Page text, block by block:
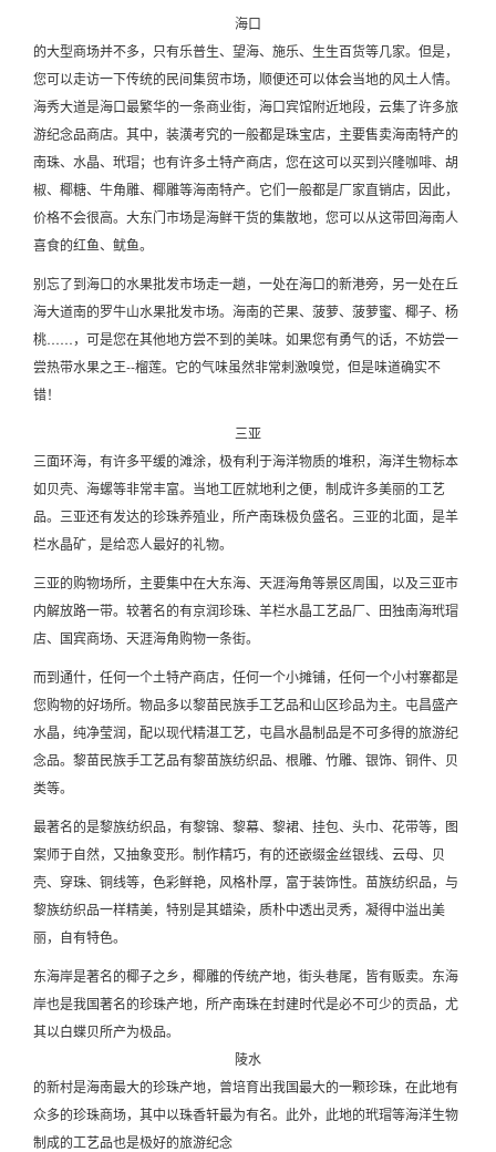
海口
的大型商场并不多，只有乐普生、望海、施乐、生生百货等几家。但是，
您可以走访一下传统的民间集贸市场，顺便还可以体会当地的风土人情。
海秀大道是海口最繁华的一条商业街，海口宾馆附近地段，云集了许多旅
游纪念品商店。其中，装潢考究的一般都是珠宝店，主要售卖海南特产的
南珠、水晶、玳瑁；也有许多土特产商店，您在这可以买到兴隆咖啡、胡
椒、椰糖、牛角雕、椰雕等海南特产。它们一般都是厂家直销店，因此，
价格不会很高。大东门市场是海鲜干货的集散地，您可以从这带回海南人
喜食的红鱼、鱿鱼。
别忘了到海口的水果批发市场走一趟，一处在海口的新港旁，另一处在丘
海大道南的罗牛山水果批发市场。海南的芒果、菠萝、菠萝蜜、椰子、杨
桃……，可是您在其他地方尝不到的美味。如果您有勇气的话，不妨尝一
尝热带水果之王--榴莲。它的气味虽然非常刺激嗅觉，但是味道确实不
错！
三亚
三面环海，有许多平缓的滩涂，极有利于海洋物质的堆积，海洋生物标本
如贝壳、海螺等非常丰富。当地工匠就地利之便，制成许多美丽的工艺
品。三亚还有发达的珍珠养殖业，所产南珠极负盛名。三亚的北面，是羊
栏水晶矿，是给恋人最好的礼物。
三亚的购物场所，主要集中在大东海、天涯海角等景区周围，以及三亚市
内解放路一带。较著名的有京润珍珠、羊栏水晶工艺品厂、田独南海玳瑁
店、国宾商场、天涯海角购物一条街。
而到通什，任何一个土特产商店，任何一个小摊铺，任何一个小村寨都是
您购物的好场所。物品多以黎苗民族手工艺品和山区珍品为主。屯昌盛产
水晶，纯净莹润，配以现代精湛工艺，屯昌水晶制品是不可多得的旅游纪
念品。黎苗民族手工艺品有黎苗族纺织品、根雕、竹雕、银饰、铜件、贝
类等。
最著名的是黎族纺织品，有黎锦、黎幕、黎裙、挂包、头巾、花带等，图
案师于自然，又抽象变形。制作精巧，有的还嵌缀金丝银线、云母、贝
壳、穿珠、铜线等，色彩鲜艳，风格朴厚，富于装饰性。苗族纺织品，与
黎族纺织品一样精美，特别是其蜡染，质朴中透出灵秀，凝得中溢出美
丽，自有特色。
东海岸是著名的椰子之乡，椰雕的传统产地，街头巷尾，皆有贩卖。东海
岸也是我国著名的珍珠产地，所产南珠在封建时代是必不可少的贡品，尤
其以白蝶贝所产为极品。
陵水
的新村是海南最大的珍珠产地，曾培育出我国最大的一颗珍珠，在此地有
众多的珍珠商场，其中以珠香轩最为有名。此外，此地的玳瑁等海洋生物
制成的工艺品也是极好的旅游纪念